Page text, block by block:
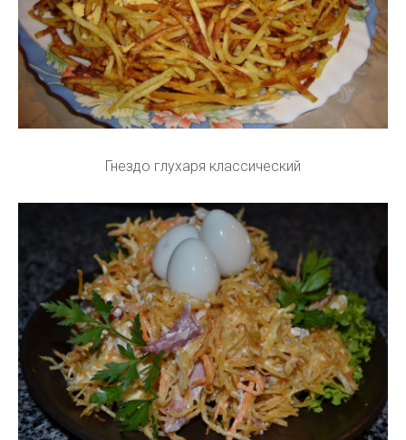
Гнездо глухаря классический